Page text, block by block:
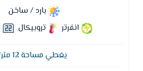
بارد / ساخن
انفرتر
تروبيكال
يغطي مساحة 12 متر²